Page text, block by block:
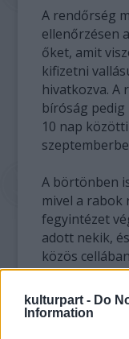
kulturpart - Do
Information
A rendőrség
ellenőrzésen
őket, amit
kifizetni
hivatkozva. A
bíróság
10 nap
A börtönben
mivel a rabok
fegyintézet
adott nekik,
közös
A börtön sem
bírni a 8 férfit